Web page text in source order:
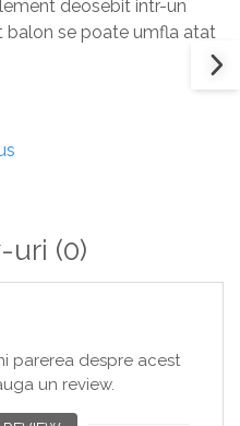
deosebit intr-un
balon se poate umfla atat
uri (0)
parerea despre acest
un review.